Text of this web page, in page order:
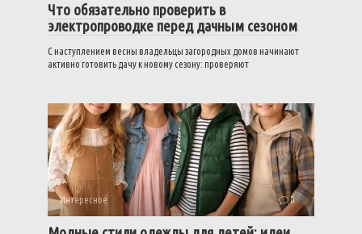
Что обязательно проверить в
электропроводке перед дачным сезоном
С наступлением весны владельцы загородных домов начинают
активно готовить дачу к новому сезону: проверяют
Интересное 0